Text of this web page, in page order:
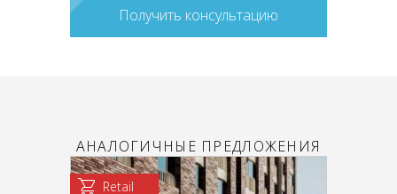
Получить консультацию
АНАЛОГИЧНЫЕ ПРЕДЛОЖЕНИЯ
Retail